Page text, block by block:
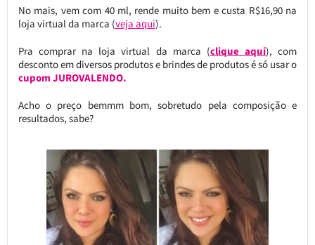
No mais, vem com 40 ml, rende muito bem e custa R$16,90 na
loja virtual da marca (veja aqui).
Pra comprar na loja virtual da marca (clique aqui), com
desconto em diversos produtos e brindes de produtos é só usar o
cupom JUROVALENDO.
Acho o preço bemmm bom, sobretudo pela composição e
resultados, sabe?